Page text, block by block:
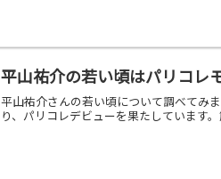
平山祐介の若い頃はパリコレ
平山祐介さんの若い頃について調べてみ
り、パリコレデビューを果たしています